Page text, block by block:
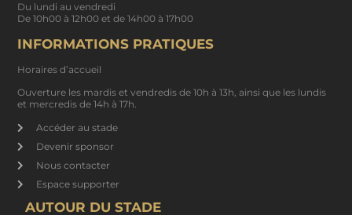
Du lundi au vendredi
De 10h00 à 12h00 et de 14h00 à 17h00
INFORMATIONS PRATIQUES
Horaires d’accueil
Ouverture les mardis et vendredis de 10h à 13h, ainsi que les lundis
et mercredis de 14h à 17h.
Accéder au stade
Devenir sponsor
Nous contacter
Espace supporter
AUTOUR DU STADE